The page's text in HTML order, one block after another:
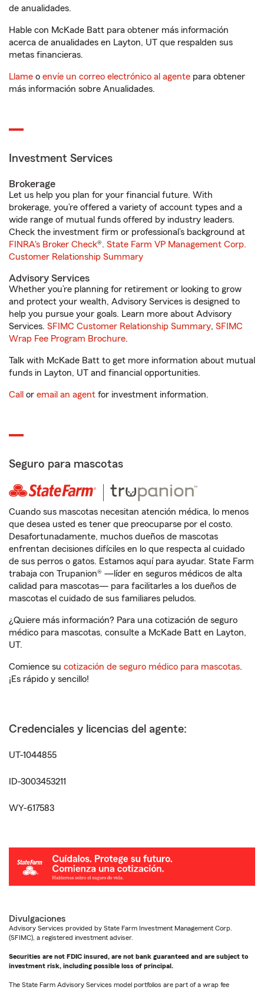
de anualidades.
Hable con McKade Batt para obtener más información
acerca de anualidades en Layton, UT que respalden sus
metas financieras.
Llame o envíe un correo electrónico al agente para obtener
más información sobre Anualidades.
Investment Services
Brokerage
Let us help you plan for your financial future. With
brokerage, you’re offered a variety of account types and a
wide range of mutual funds offered by industry leaders.
Check the investment firm or professional’s background at
FINRA's Broker Check®. State Farm VP Management Corp.
Customer Relationship Summary
Advisory Services
Whether you’re planning for retirement or looking to grow
and protect your wealth, Advisory Services is designed to
help you pursue your goals. Learn more about Advisory
Services. SFIMC Customer Relationship Summary, SFIMC
Wrap Fee Program Brochure.
Talk with McKade Batt to get more information about mutual
funds in Layton, UT and financial opportunities.
Call or email an agent for investment information.
Seguro para mascotas
Cuando sus mascotas necesitan atención médica, lo menos
que desea usted es tener que preocuparse por el costo.
Desafortunadamente, muchos dueños de mascotas
enfrentan decisiones difíciles en lo que respecta al cuidado
de sus perros o gatos. Estamos aquí para ayudar. State Farm
trabaja con Trupanion® —líder en seguros médicos de alta
calidad para mascotas— para facilitarles a los dueños de
mascotas el cuidado de sus familiares peludos.
¿Quiere más información? Para una cotización de seguro
médico para mascotas, consulte a McKade Batt en Layton,
UT.
Comience su cotización de seguro médico para mascotas.
¡Es rápido y sencillo!
Credenciales y licencias del agente:
UT-1044855
ID-3003453211
WY-617583
Divulgaciones
Advisory Services provided by State Farm Investment Management Corp.
(SFIMC), a registered investment adviser.
Securities are not FDIC insured, are not bank guaranteed and are subject to
investment risk, including possible loss of principal.
The State Farm Advisory Services model portfolios are part of a wrap fee